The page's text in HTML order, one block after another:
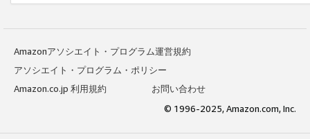
Amazonアソシエイト・プログラム運営規約
アソシエイト・プログラム・ポリシー
Amazon.co.jp 利用規約
お問い合わせ
© 1996-2025, Amazon.com, Inc.